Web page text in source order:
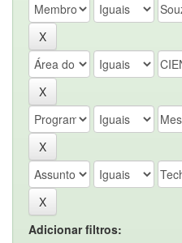
Adicionar filtros: